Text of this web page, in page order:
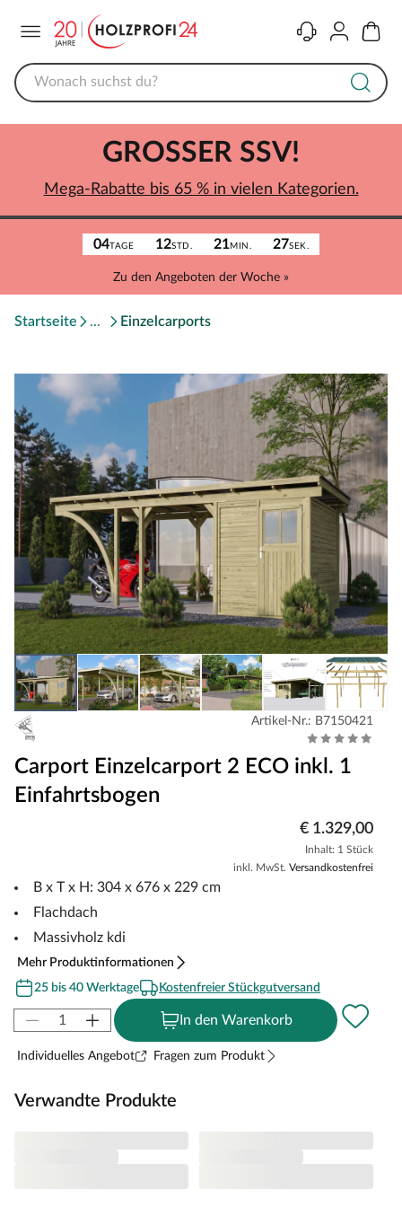
KontaktKonto
04TAGE 12STD. 21MIN. 27SEK.
Zu den Angeboten der Woche »
GROSSER SSV!
Mega-Rabatte bis 65 % in vielen Kategorien.
Startseite Einzelcarports
Artikel-Nr.: B7150421
Carport Einzelcarport 2 ECO inkl. 1
Einfahrtsbogen
€ 1.329,00
Inhalt: 1 Stück
inkl. MwSt. Versandkostenfrei
B x T x H: 304 x 676 x 229 cm
Flachdach
Massivholz kdi
Mehr Produktinformationen
25 bis 40 Werktage
Kostenfreier Stückgutversand
In den Warenkorb
Individuelles Angebot Fragen zum Produkt
Verwandte Produkte